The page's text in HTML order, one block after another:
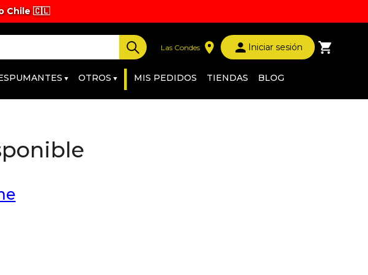
Chile 🇨🇱
Las Condes Iniciar sesión
OTROS | MIS PEDIDOS TIENDAS BLOG